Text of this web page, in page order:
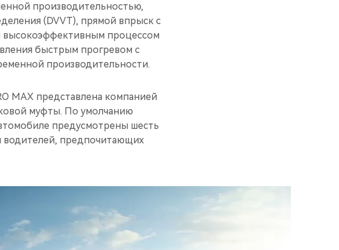
производительностью,
(DVVT), прямой впрыск с
высокоэффективным процессом
быстрым прогревом с
производительности.
MAX представлена компанией
муфты. По умолчанию
предусмотрены шесть
предпочитающих